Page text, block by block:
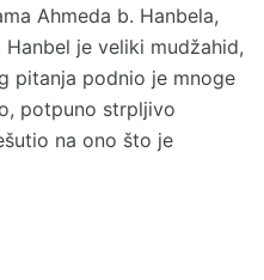
Ahmeda b. Hanbela,
Hanbel je veliki mudžahid,
pitanja podnio je mnoge
potpuno strpljivo
na ono što je